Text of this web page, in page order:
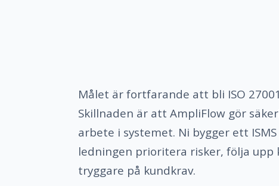
Målet är fortfarande att bli ISO
Skillnaden är att AmpliFlow gör
arbete i systemet. Ni bygger ett
ledningen prioritera risker, följa upp
tryggare på kundkrav.